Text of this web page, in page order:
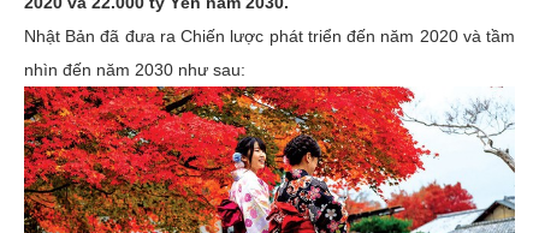
Nhật Bản đã đưa ra Chiến lược phát triển đến năm 2020 và tầm
nhìn đến năm 2030 như sau: